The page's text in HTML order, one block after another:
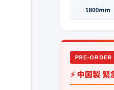
1800mm
PRE-ORDER
⚡ 中国製